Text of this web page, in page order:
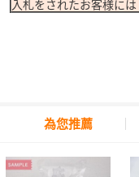
入札をされたお客様に
為您推薦